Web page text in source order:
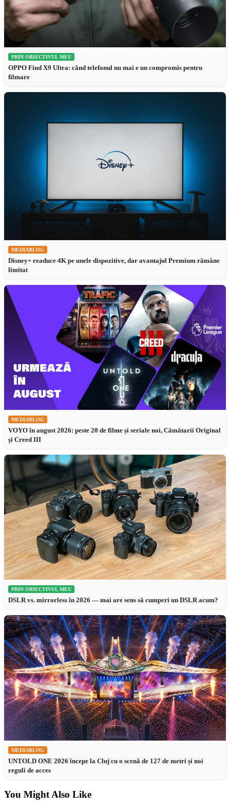
PRIN OBIECTIVUL MEU
OPPO Find X9 Ultra: când telefonul nu mai e un compromis pentru
filmare
MEDIABLOG
Disney+ readuce 4K pe unele dispozitive, dar avantajul Premium rămâne
limitat
MEDIABLOG
VOYO în august 2026: peste 20 de filme și seriale noi, Cămătarii Original
și Creed III
PRIN OBIECTIVUL MEU
DSLR vs. mirrorless în 2026 — mai are sens să cumperi un DSLR acum?
MEDIABLOG
UNTOLD ONE 2026 începe la Cluj cu o scenă de 127 de metri și noi
reguli de acces
You Might Also Like